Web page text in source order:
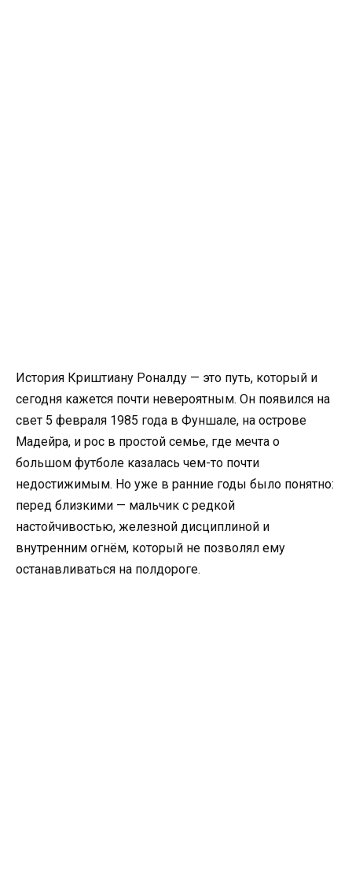
История Криштиану Роналду — это путь, который и
сегодня кажется почти невероятным. Он появился на
свет 5 февраля 1985 года в Фуншале, на острове
Мадейра, и рос в простой семье, где мечта о
большом футболе казалась чем-то почти
недостижимым. Но уже в ранние годы было понятно:
перед близкими — мальчик с редкой
настойчивостью, железной дисциплиной и
внутренним огнём, который не позволял ему
останавливаться на полдороге.